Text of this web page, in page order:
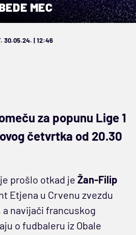
MEC
30.05.24. | 12:46
za popunu Lige 1
četvrtka od 20.30
prošlo otkad je Žan-Filip
Etjena u Crvenu zvezdu
navijači francuskog
o fudbaleru iz Obale